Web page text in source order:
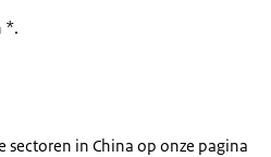
*.
sectoren in China op onze pagina